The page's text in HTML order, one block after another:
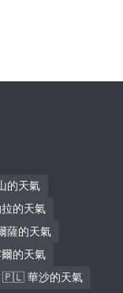
天氣
的天氣
的天氣
的天氣
🇵🇱 華沙的天氣